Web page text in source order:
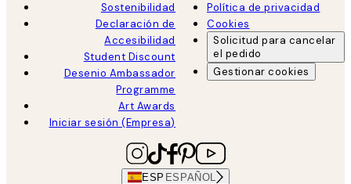
Sostenibilidad
Declaración de
Accesibilidad
Student Discount
Desenio Ambassador
Programme
Art Awards
Iniciar sesión (Empresa)
Política de privacidad
Cookies
Solicitud para cancelar
el pedido
Gestionar cookies
ESP ESPAÑOL